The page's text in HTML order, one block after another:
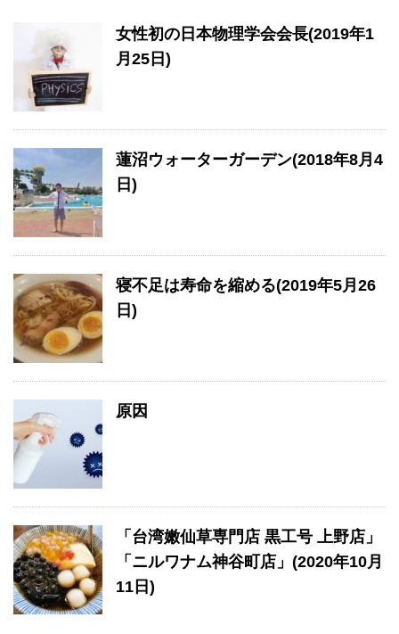
女性初の日本物理学会会長(2019年1
月25日)
蓮沼ウォーターガーデン(2018年8月4
日)
寝不足は寿命を縮める(2019年5月26
日)
原因
「台湾嫩仙草専門店 黒工号 上野店」
「ニルワナム神谷町店」(2020年10月
11日)